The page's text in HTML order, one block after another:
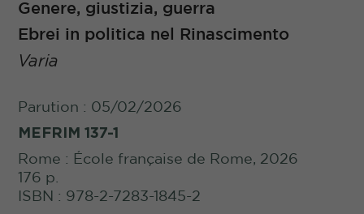
Genere, giustizia, guerra
Ebrei in politica nel Rinascimento
Varia
Parution : 05/02/2026
MEFRIM 137-1
Rome : École française de Rome, 2026
176 p.
ISBN : 978-2-7283-1845-2